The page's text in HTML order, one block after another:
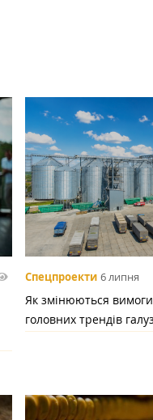
Спецпроекти 6 липня
Як змінюються
головних трендів